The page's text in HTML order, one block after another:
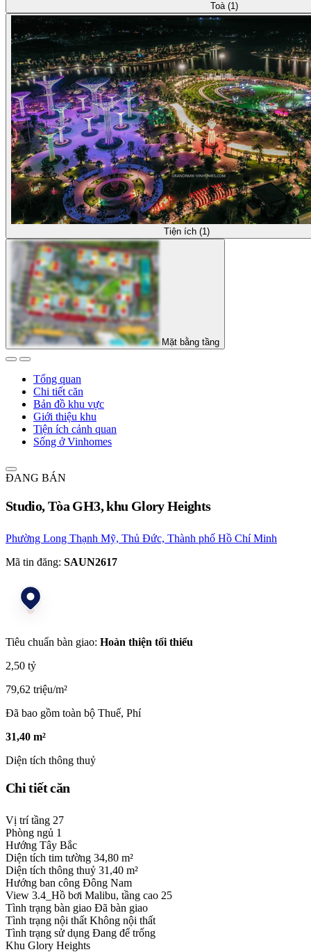
Toà (1)
Tiện ích (1)
Mặt bằng tầng
Tổng quan
Chi tiết căn
Bản đồ khu vực
Giới thiệu khu
Tiện ích cảnh quan
Sống ở Vinhomes
ĐANG BÁN
Studio, Tòa GH3, khu Glory Heights
Phường Long Thạnh Mỹ, Thủ Đức, Thành phố Hồ Chí Minh
Mã tin đăng: SAUN2617
Tiêu chuẩn bàn giao: Hoàn thiện tối thiểu
2,50 tỷ
79,62 triệu/m²
Đã bao gồm toàn bộ Thuế, Phí
31,40 m²
Diện tích thông thuỷ
Chi tiết căn
Vị trí tầng 27
Phòng ngủ 1
Hướng Tây Bắc
Diện tích tim tường 34,80 m²
Diện tích thông thuỷ 31,40 m²
Hướng ban công Đông Nam
View 3.4_Hồ bơi Malibu, tầng cao 25
Tình trạng bàn giao Đã bàn giao
Tình trạng nội thất Không nội thất
Tình trạng sử dụng Đang để trống
Khu Glory Heights